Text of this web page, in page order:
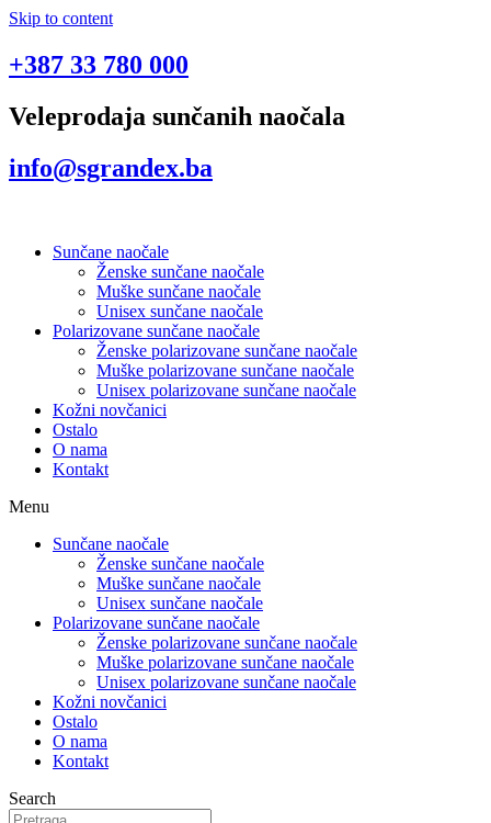
Skip to content
+387 33 780 000
Veleprodaja sunčanih naočala
info@sgrandex.ba
Sunčane naočale
Ženske sunčane naočale
Muške sunčane naočale
Unisex sunčane naočale
Polarizovane sunčane naočale
Ženske polarizovane sunčane naočale
Muške polarizovane sunčane naočale
Unisex polarizovane sunčane naočale
Kožni novčanici
Ostalo
O nama
Kontakt
Menu
Sunčane naočale
Ženske sunčane naočale
Muške sunčane naočale
Unisex sunčane naočale
Polarizovane sunčane naočale
Ženske polarizovane sunčane naočale
Muške polarizovane sunčane naočale
Unisex polarizovane sunčane naočale
Kožni novčanici
Ostalo
O nama
Kontakt
Search